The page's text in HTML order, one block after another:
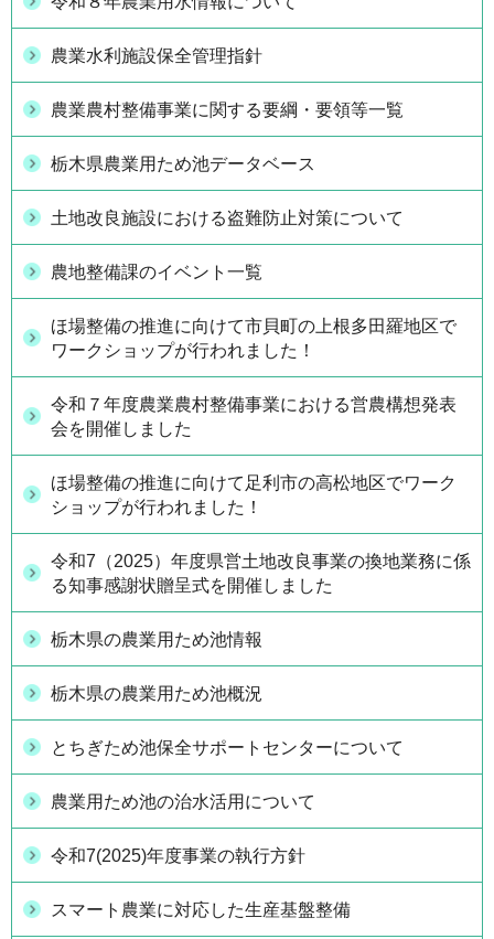
農業水利施設保全管理指針
農業農村整備事業に関する要綱・要領等一覧
栃木県農業用ため池データベース
土地改良施設における盗難防止対策について
農地整備課のイベント一覧
ほ場整備の推進に向けて市貝町の上根多田羅地区で
ワークショップが行われました！
令和７年度農業農村整備事業における営農構想発表
会を開催しました
ほ場整備の推進に向けて足利市の高松地区でワーク
ショップが行われました！
令和7（2025）年度県営土地改良事業の換地業務に係
る知事感謝状贈呈式を開催しました
栃木県の農業用ため池情報
栃木県の農業用ため池概況
とちぎため池保全サポートセンターについて
農業用ため池の治水活用について
令和7(2025)年度事業の執行方針
スマート農業に対応した生産基盤整備